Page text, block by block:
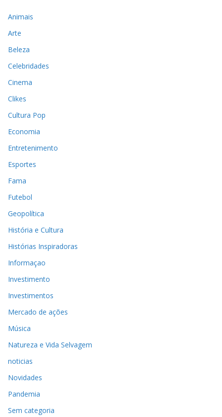
Animais
Arte
Beleza
Celebridades
Cinema
Clikes
Cultura Pop
Economia
Entretenimento
Esportes
Fama
Futebol
Geopolítica
História e Cultura
Histórias Inspiradoras
Informaçao
Investimento
Investimentos
Mercado de ações
Música
Natureza e Vida Selvagem
noticias
Novidades
Pandemia
Sem categoria